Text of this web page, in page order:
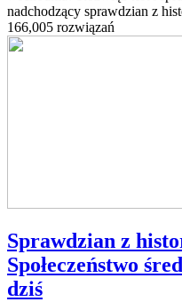
nadchodzący sprawdzian z
166,005 rozwiązań
Sprawdzian z
Społeczeństwo
dziś